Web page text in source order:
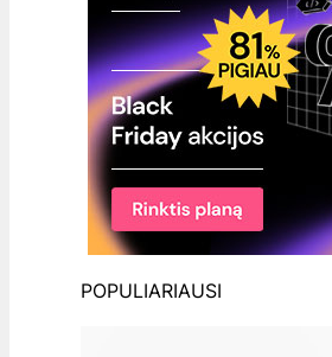
POPULIARIAUSI